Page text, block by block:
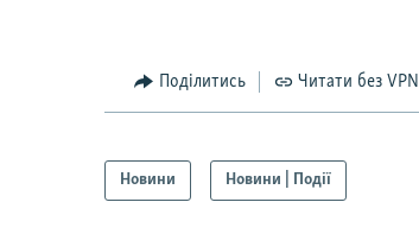
Поділитись Читати без VPN
Новини Новини | Події